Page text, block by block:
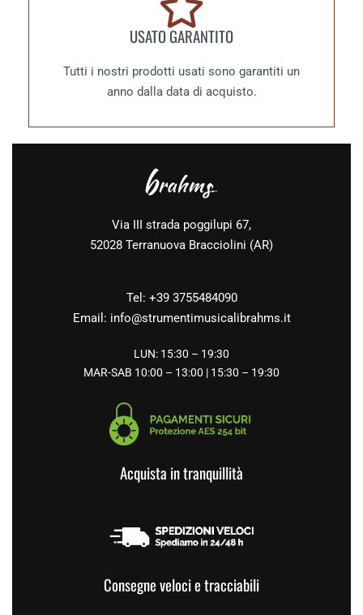
USATO GARANTITO
Tutti i nostri prodotti usati sono garantiti un
anno dalla data di acquisto.
Via III strada poggilupi 67,
52028 Terranuova Bracciolini (AR)
Tel: +39 3755484090
Email: info@strumentimusicalibrahms.it
LUN: 15:30 – 19:30
MAR-SAB 10:00 – 13:00 | 15:30 – 19:30
Acquista in tranquillità
Consegne veloci e tracciabili